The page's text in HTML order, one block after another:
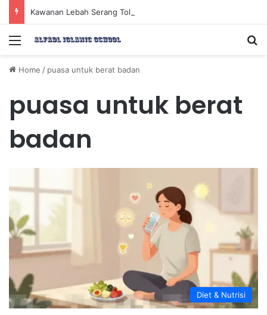
Menu
Home / puasa untuk berat badan
puasa untuk berat
badan
Diet & Nutrisi